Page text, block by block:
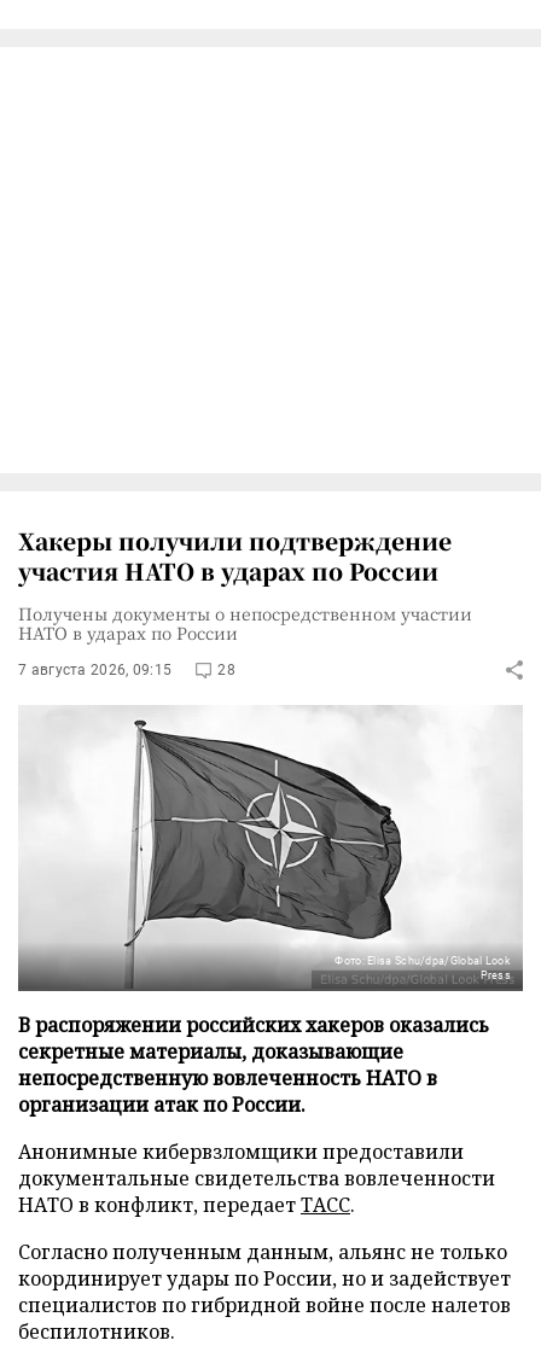
Хакеры получили подтверждение
участия НАТО в ударах по России
Получены документы о непосредственном участии
НАТО в ударах по России
7 августа 2026, 09:15 28
Фото: Elisa Schu/dpa/Global Look
Press
В распоряжении российских хакеров оказались
секретные материалы, доказывающие
непосредственную вовлеченность НАТО в
организации атак по России.
Анонимные кибервзломщики предоставили
документальные свидетельства вовлеченности
НАТО в конфликт, передаетТАСС.
Согласно полученным данным, альянс не только
координирует удары по России, но и задействует
специалистов по гибридной войне после налетов
беспилотников.